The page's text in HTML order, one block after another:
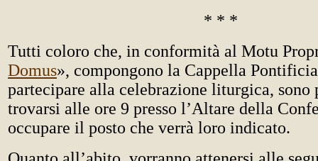
* * *
Tutti coloro che, in conformità al Motu
Domus», compongono la Cappella
partecipare alla celebrazione liturgica, sono
trovarsi alle ore 9 presso l’Altare della
occupare il posto che verrà loro indicato.